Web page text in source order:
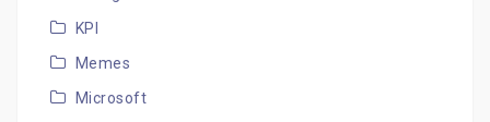
KPI
Memes
Microsoft